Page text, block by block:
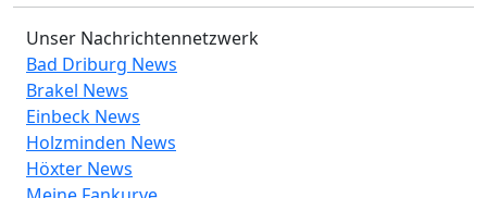
Unser Nachrichtennetzwerk
Bad Driburg News
Brakel News
Einbeck News
Holzminden News
Höxter News